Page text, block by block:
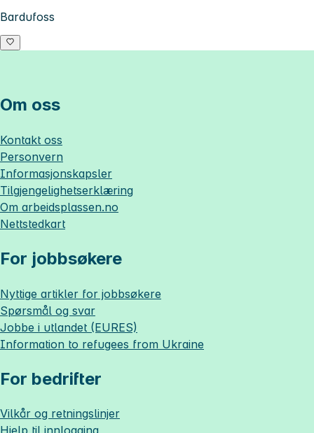
Bardufoss
Om oss
Kontakt oss
Personvern
Informasjonskapsler
Tilgjengelighetserklæring
Om arbeidsplassen.no
Nettstedkart
For jobbsøkere
Nyttige artikler for jobbsøkere
Spørsmål og svar
Jobbe i utlandet (EURES)
Information to refugees from Ukraine
For bedrifter
Vilkår og retningslinjer